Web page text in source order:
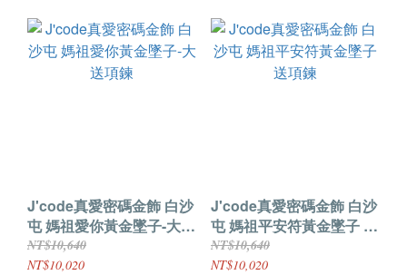
J'code真愛密碼金飾 白沙
屯 媽祖愛你黃金墜子-大
送項鍊
NT$10,640
NT$10,020
J'code真愛密碼金飾 白沙
屯 媽祖平安符黃金墜子 送
項鍊
NT$10,640
NT$10,020